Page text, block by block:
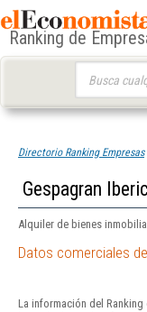
Ranking de
Directorio Ranking Empresas
Gespagran
Alquiler de bienes
Datos comerciales
La información del